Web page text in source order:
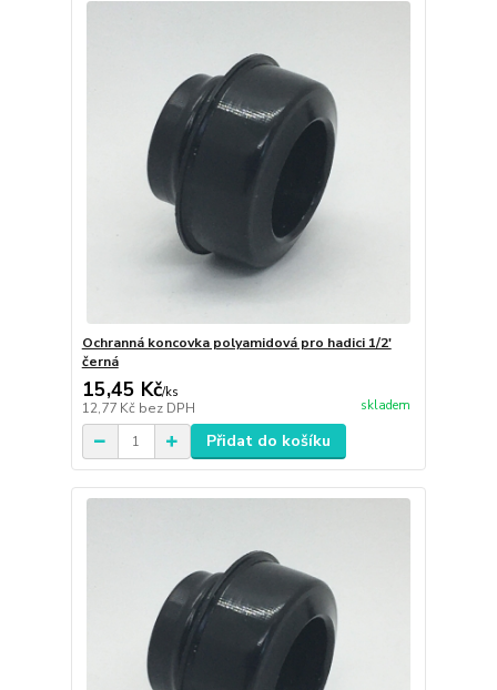
Ochranná koncovka polyamidová pro hadici 1/2'
černá
15,45 Kč/ks
12,77 Kč bez DPH skladem
Přidat do košíku